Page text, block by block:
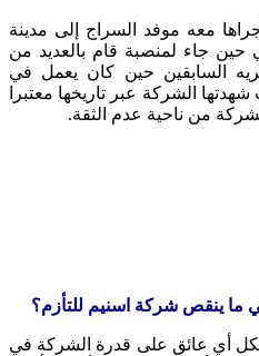
معه موفد السراج إلى مدينة
حين جاء لمنصبة قام بالعديد من
السابقين حين كان يعمل في
الشركة عبر تاريخها معتبرا
من ناحية عدم الثقة.
ما ينقص شركة اسنيم للتأزم؟
أي عائق على قدرة الشركة في